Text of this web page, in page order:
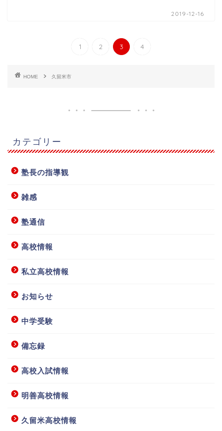
2019-12-16
1 2 3 4
HOME 久留米市
カテゴリー
塾長の指導観
雑感
塾通信
高校情報
私立高校情報
お知らせ
中学受験
備忘録
高校入試情報
明善高校情報
久留米高校情報